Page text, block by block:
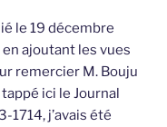
le 19 décembre
ajoutant les vues
remercier M. Bouju
ici le Journal
1714, j’avais été